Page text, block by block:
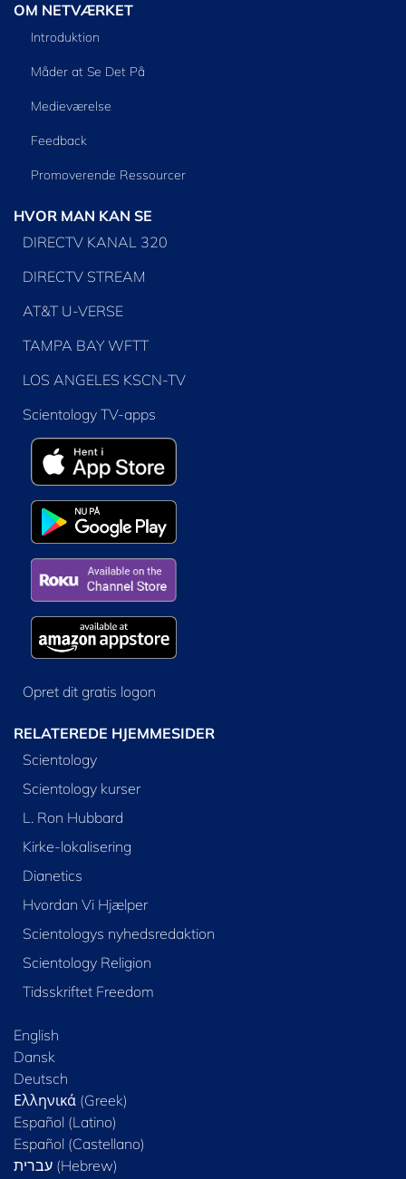
OM NETVÆRKET
Introduktion
Måder at Se Det På
Medieværelse
Feedback
Promoverende Ressourcer
HVOR MAN KAN SE
DIRECTV KANAL 320
DIRECTV STREAM
AT&T U-VERSE
TAMPA BAY WFTT
LOS ANGELES KSCN-TV
Scientology TV-apps
Opret dit gratis logon
RELATEREDE HJEMMESIDER
Scientology
Scientology kurser
L. Ron Hubbard
Kirke-lokalisering
Dianetics
Hvordan Vi Hjælper
Scientologys nyhedsredaktion
Scientology Religion
Tidsskriftet Freedom
English
Dansk
Deutsch
Ελληνικά (Greek)
Español (Latino)
Español (Castellano)